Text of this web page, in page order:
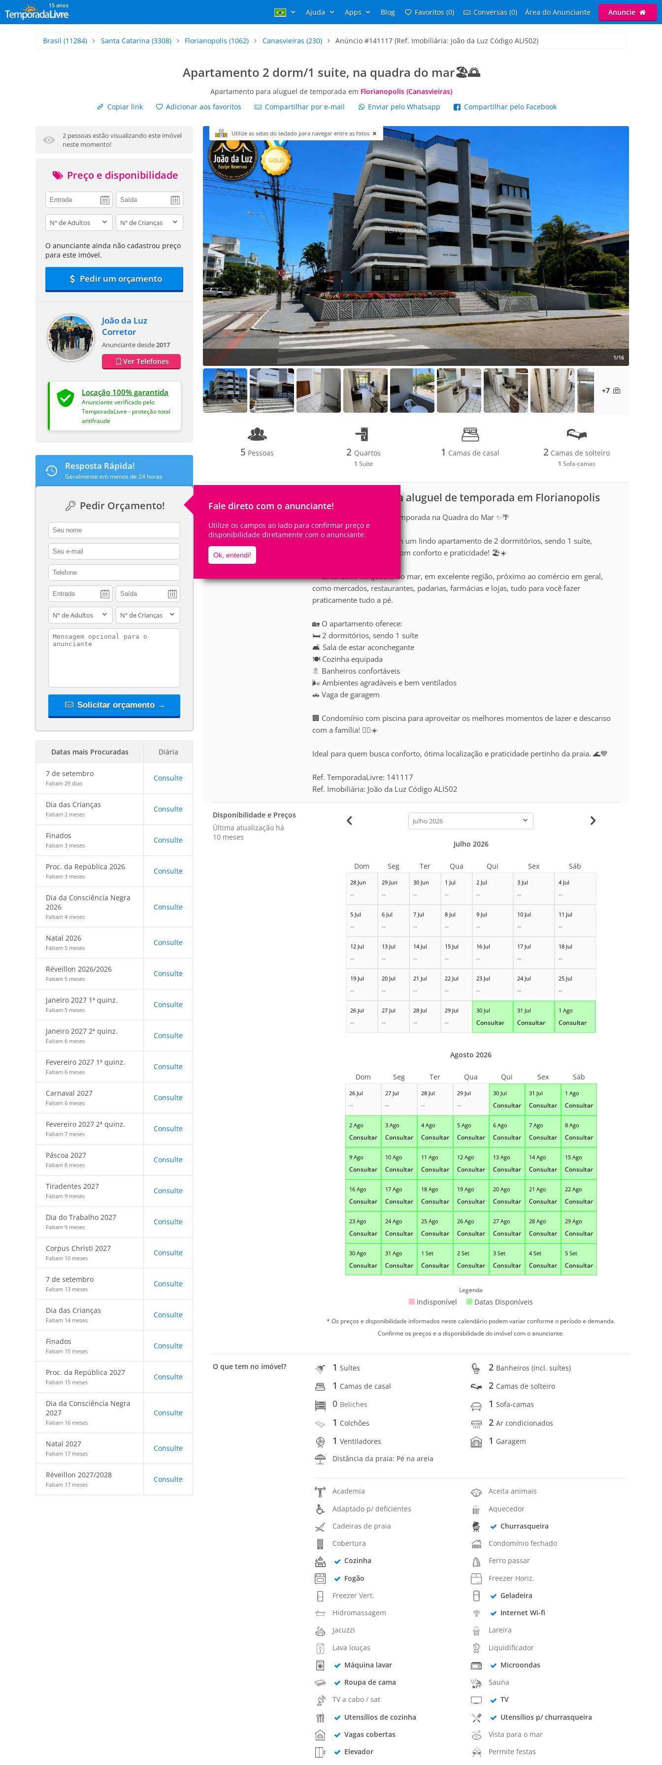
15 anos
Ajuda Apps Blog Favoritos (0) Conversas (0) Área do Anunciante Anuncie
Brasil (11284) Santa Catarina (3308) Florianopolis (1062) Canasvieiras (230) Anúncio #141117 (Ref. Imobiliária: João da Luz Código ALI502)
Apartamento 2 dorm/1 suite, na quadra do mar🏖️🌅
Apartamento para aluguel de temporada em Florianopolis (Canasvieiras)
Copiar link
Adicionar aos favoritos Compartilhar por e-mail Enviar pelo Whatsapp Compartilhar pelo Facebook
2 pessoas estão visualizando este imóvel
neste momento!
Preço e disponibilidade
adults children
O anunciante ainda não cadastrou preço
para este imóvel.
Pedir um orçamento
João da Luz
Corretor
Anunciante desde2017
Ver Telefones
Locação 100% garantida
Anunciante verificado pelo
TemporadaLivre - proteção total
antifraude
Resposta Rápida!
Geralmente em menos de 24 horas
Pedir Orçamento! Fale direto com o anunciante!
Utilize os campos ao lado para confirmar preço e
disponibilidade diretamente com o anunciante.
Ok, entendi!
contact_name
contact_email
contact_phone
adults children
contact_message
Solicitar orçamento →
Datas mais Procuradas Diária
7 de setembro
Faltam 29 dias
Consulte
Dia das Crianças
Faltam 2 meses
Consulte
Finados
Faltam 3 meses
Consulte
Proc. da República 2026
Faltam 3 meses
Consulte
Dia da Consciência Negra
2026
Faltam 4 meses
Consulte
Natal 2026
Faltam 5 meses
Consulte
Réveillon 2026/2026
Faltam 5 meses
Consulte
Janeiro 2027 1ª quinz.
Faltam 5 meses
Consulte
Janeiro 2027 2ª quinz.
Faltam 6 meses
Consulte
Fevereiro 2027 1ª quinz.
Faltam 6 meses
Consulte
Carnaval 2027
Faltam 6 meses
Consulte
Fevereiro 2027 2ª quinz.
Faltam 7 meses
Consulte
Páscoa 2027
Faltam 8 meses
Consulte
Tiradentes 2027
Faltam 9 meses
Consulte
Dia do Trabalho 2027
Faltam 9 meses
Consulte
Corpus Christi 2027
Faltam 10 meses
Consulte
7 de setembro
Faltam 13 meses
Consulte
Dia das Crianças
Faltam 14 meses
Consulte
Finados
Faltam 15 meses
Consulte
Proc. da República 2027
Faltam 15 meses
Consulte
Dia da Consciência Negra
2027
Faltam 16 meses
Consulte
Natal 2027
Faltam 17 meses
Consulte
Réveillon 2027/2028
Faltam 17 meses
Consulte
Utilize as setas do teclado para navegar entre as fotos
1/16
+7
5 Pessoas 2 Quartos
1 Suíte
1 Camas de casal 2 Camas de solteiro
1 Sofa-camas
Apartamento para aluguel de temporada em Florianopolis
🌴✨ Apartamento para Temporada na Quadra do Mar ✨🌴
Aproveite dias incríveis em um lindo apartamento de 2 dormitórios, sendo 1 suíte,
perfeito para suas férias com conforto e praticidade! 🏖️☀️
📍 Localizado na quadra do mar, em excelente região, próximo ao comércio em geral,
como mercados, restaurantes, padarias, farmácias e lojas, tudo para você fazer
praticamente tudo a pé.
🏡 O apartamento oferece:
🛏️ 2 dormitórios, sendo 1 suíte
🛋️ Sala de estar aconchegante
🍽️ Cozinha equipada
🚿 Banheiros confortáveis
🌬️ Ambientes agradáveis e bem ventilados
🚗 Vaga de garagem
🏢 Condomínio com piscina para aproveitar os melhores momentos de lazer e descanso
com a família! 🏊‍♂️☀️
Ideal para quem busca conforto, ótima localização e praticidade pertinho da praia. 🌊💙
Ref. TemporadaLivre: 141117
Ref. Imobiliária: João da Luz Código ALI502
Disponibilidade e Preços
Última atualização há
10 meses
calendar-
month
28 Jun
--
29 Jun
--
30 Jun
--
1 Jul
--
2 Jul
--
3 Jul
--
4 Jul
--
5 Jul
--
6 Jul
--
7 Jul
--
8 Jul
--
9 Jul
--
10 Jul
--
11 Jul
--
12 Jul
--
13 Jul
--
14 Jul
--
15 Jul
--
16 Jul
--
17 Jul
--
18 Jul
--
19 Jul
--
20 Jul
--
21 Jul
--
22 Jul
--
23 Jul
--
24 Jul
--
25 Jul
--
26 Jul
--
27 Jul
--
28 Jul
--
29 Jul
--
30 Jul
Consultar
31 Jul
Consultar
1 Ago
Consultar
Julho 2026
Dom Seg Ter Qua Qui Sex Sáb
26 Jul
--
27 Jul
--
28 Jul
--
29 Jul
--
30 Jul
Consultar
31 Jul
Consultar
1 Ago
Consultar
2 Ago
Consultar
3 Ago
Consultar
4 Ago
Consultar
5 Ago
Consultar
6 Ago
Consultar
7 Ago
Consultar
8 Ago
Consultar
9 Ago
Consultar
10 Ago
Consultar
11 Ago
Consultar
12 Ago
Consultar
13 Ago
Consultar
14 Ago
Consultar
15 Ago
Consultar
16 Ago
Consultar
17 Ago
Consultar
18 Ago
Consultar
19 Ago
Consultar
20 Ago
Consultar
21 Ago
Consultar
22 Ago
Consultar
23 Ago
Consultar
24 Ago
Consultar
25 Ago
Consultar
26 Ago
Consultar
27 Ago
Consultar
28 Ago
Consultar
29 Ago
Consultar
30 Ago
Consultar
31 Ago
Consultar
1 Set
Consultar
2 Set
Consultar
3 Set
Consultar
4 Set
Consultar
5 Set
Consultar
Agosto 2026
Dom Seg Ter Qua Qui Sex Sáb
Legenda
Indisponível Datas Disponíveis
* Os preços e disponibilidade informados neste calendário podem variar conforme o período e demanda.
Confirme os preços e a disponibilidade do imóvel com o anunciante.
O que tem no imóvel? 1Suítes 2 Banheiros (incl. suítes)
1 Camas de casal 2 Camas de solteiro
0 Beliches 1Sofa-camas
1 Colchões 2Ar condicionados
1Ventiladores 1 Garagem
Distância da praia: Pé na areia
Academia
Aceita animais
Adaptado p/ deficientes
Aquecedor
Cadeiras de praia
Churrasqueira
Cobertura
Condomínio fechado
Cozinha
Ferro passar
Fogão
Freezer Horiz.
Freezer Vert.
Geladeira
Hidromassagem
Internet Wi-fi
Jacuzzi
Lareira
Lava louças
Liquidificador
Máquina lavar
Microondas
Roupa de cama
Sauna
TV a cabo / sat
TV
Utensílios de cozinha
Utensílios p/ churrasqueira
Vagas cobertas
Vista para o mar
Elevador
Permite festas